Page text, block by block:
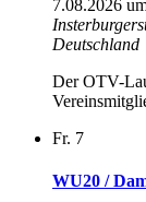
7.08.2026
Deutschland
Der OTV-
Fr. 7
WU20 /